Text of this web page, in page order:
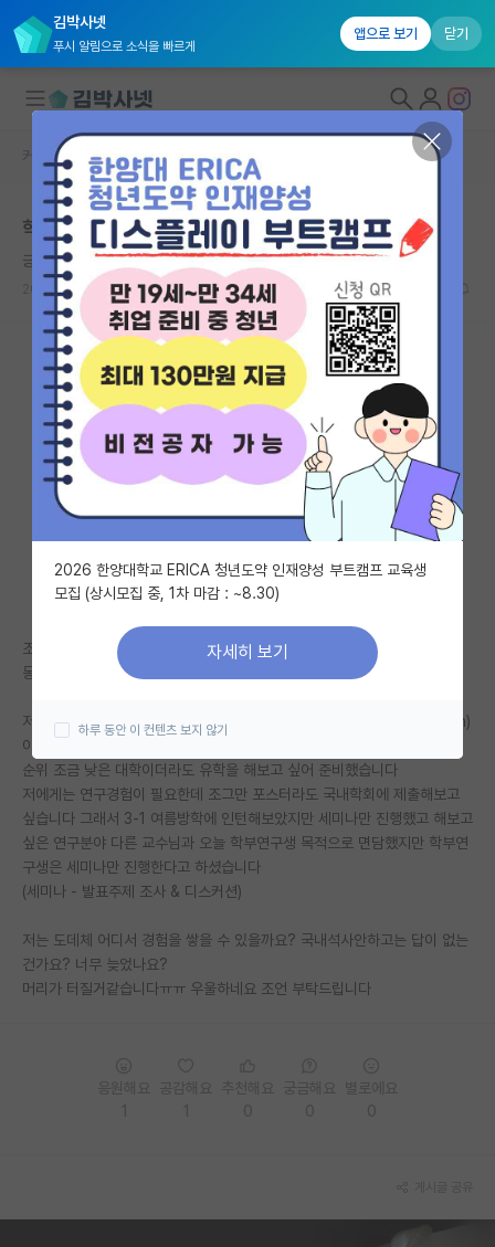
김박사넷
푸시 알림으로 소식을 빠르게
앱으로 보기 닫기
대학원생 모집
국내대학원 정보
연구실&오픈랩
커뮤니티
커뮤니티 홈
전체글보기
베스트 게시판
IF 명예의전당
자유 게시판(아무개랩)
미국 유학 게시판
미국 대학원 합격 후기 게시판
대학원생 모집 게시판
연구실(PI) 홍보 게시판
석박사 채용 정보 게시판
임용 정보 게시판
학부 인턴 게시판
취업 게시판
임용 후기 게시판
커뮤니티 홈 자유 게시판(아무개랩)
학부생 연구경험
긍정적인 마키아벨리
2023.11.09 8 3392
조언은 너무 필요한데 물어볼 곳은 없고 너무 힘드네요..
동아줄이라도 잡는 심정으로 질문해봅니다..
저는 지금 3-2고 미국대학원 진학을 목표로 하고 있습니다 학점은 4.1(ssh)
이고 GRE, 토플성적 있습니다
순위 조금 낮은 대학이더라도 유학을 해보고 싶어 준비했습니다
저에게는 연구경험이 필요한데 조그만 포스터라도 국내학회에 제출해보고
싶습니다 그래서 3-1 여름방학에 인턴해보았지만 세미나만 진행했고 해보고
싶은 연구분야 다른 교수님과 오늘 학부연구생 목적으로 면담했지만 학부연
구생은 세미나만 진행한다고 하셨습니다
(세미나 - 발표주제 조사 & 디스커션)
저는 도데체 어디서 경험을 쌓을 수 있을까요? 국내석사안하고는 답이 없는
건가요? 너무 늦었나요?
머리가 터질거같습니다ㅠㅠ 우울하네요 조언 부탁드립니다
2026 한양대학교 ERICA 청년도약 인재양성 부트캠프 교육생
모집 (상시모집 중, 1차 마감 : ~8.30)
자세히 보기
하루 동안 이 컨텐츠 보지 않기